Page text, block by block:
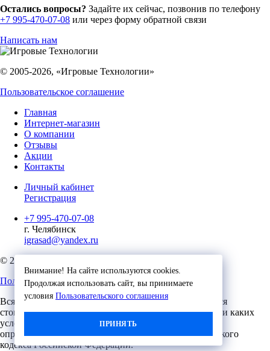
Внимание! На сайте используются cookies.
Продолжая использовать сайт, вы принимаете
условия Пользовательского соглашения
ПРИНЯТЬ
Остались вопросы? Задайте их сейчас, позвонив по телефону
+7 995-470-07-08 или через форму обратной связи
Написать нам
© 2005-2026, «Игровые Технологии»
Пользовательское соглашение
Главная
Интернет-магазин
О компании
Отзывы
Акции
Контакты
Личный кабинет
Регистрация
+7 995-470-07-08
г. Челябинск
igrasad@yandex.ru
© 2023, Игровые Технологии
Пользовательское соглашение
Вся представленная на сайте информация, касающаяся
стоимости, носит информационный характер и ни при каких
условиях не является публичной офертой,
определяемой положениями Статьи 437 (2) Гражданского
кодекса Российской Федерации.